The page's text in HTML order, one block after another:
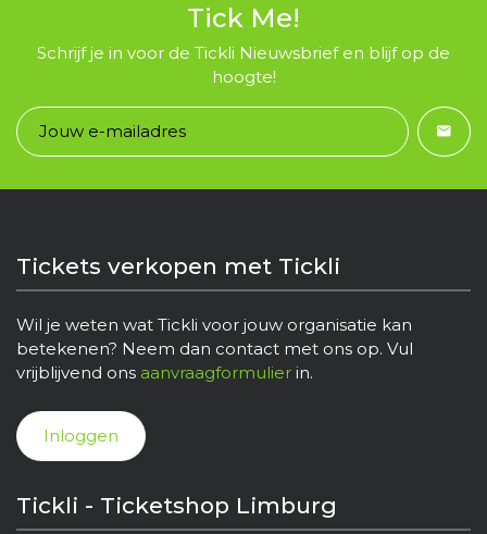
Tick Me!
Schrijf je in voor de Tickli Nieuwsbrief en blijf op de
hoogte!
Tickets verkopen met Tickli
Wil je weten wat Tickli voor jouw organisatie kan
betekenen? Neem dan contact met ons op. Vul
vrijblijvend ons aanvraagformulier in.
Inloggen
Tickli - Ticketshop Limburg